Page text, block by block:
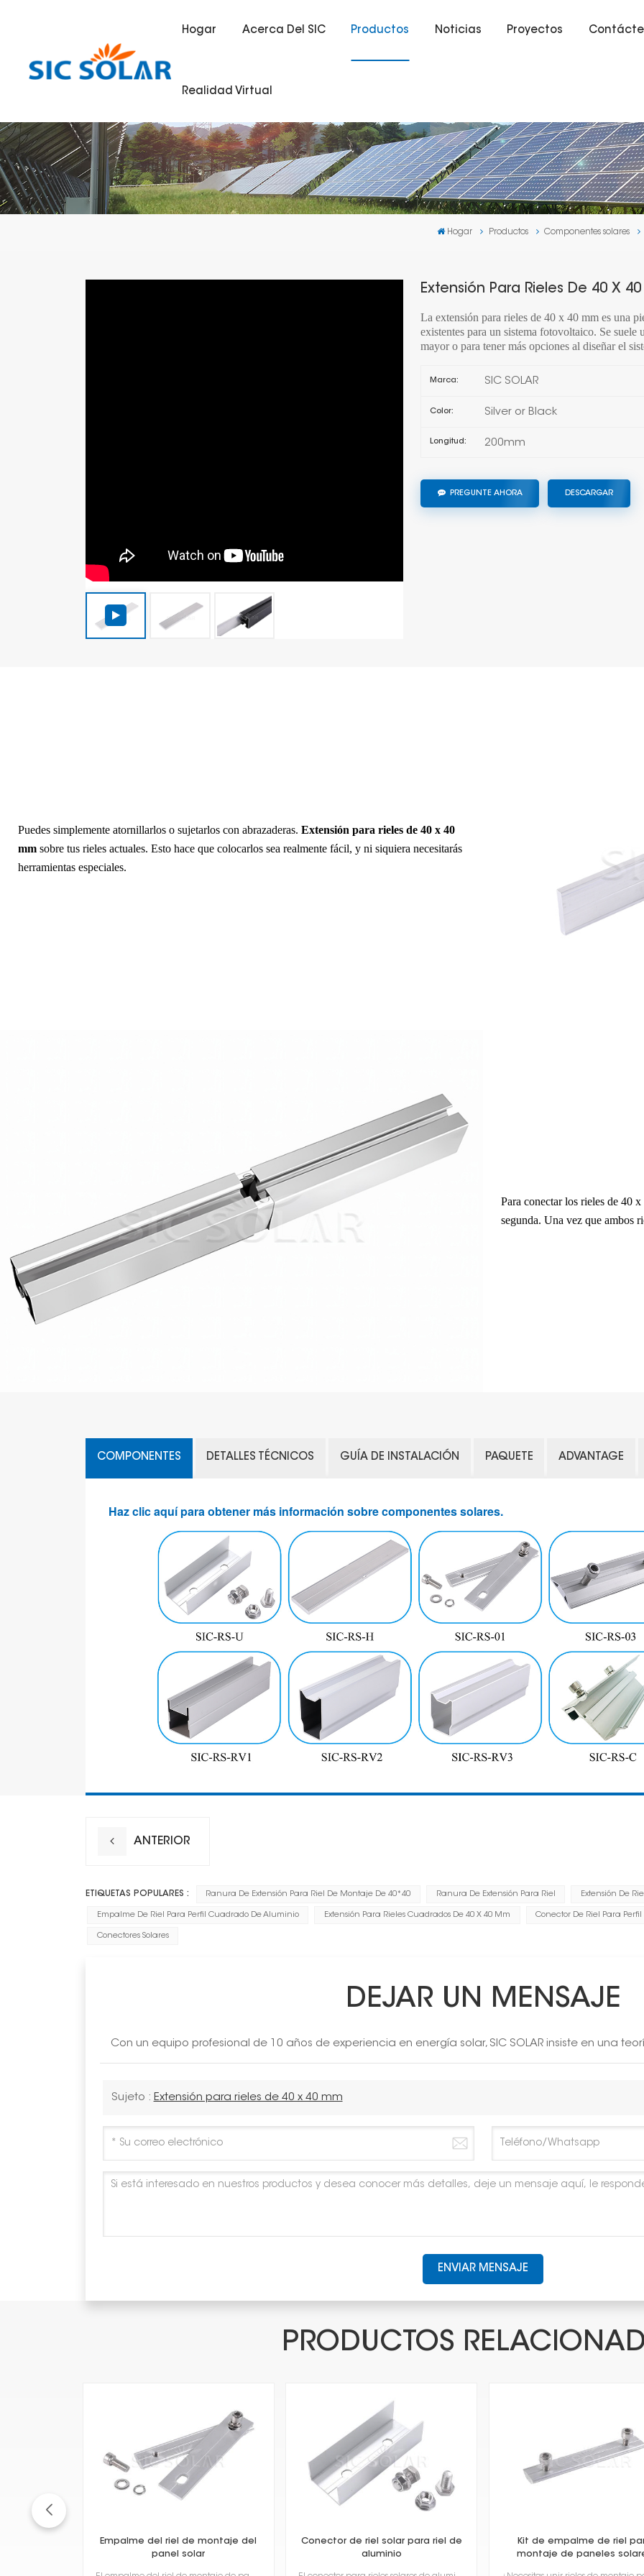
Hogar Acerca Del SIC Productos Noticias Proyectos
Realidad Virtual
Hogar Productos Componentes solares
Extensión Para Rieles De 40 X
La extensión para rieles de 40 x 40 mm es una
existentes para un sistema fotovoltaico. Se
mayor o para tener más opciones al diseñar el
Marca: SIC SOLAR
Color: Silver or Black
Longitud: 200mm
PREGUNTE AHORA DESCARGAR
Puedes simplemente atornillarlos o sujetarlos con abrazaderas. Extensión para rieles de 40 x 40
mm sobre tus rieles actuales. Esto hace que colocarlos sea realmente fácil, y ni siquiera necesitarás
herramientas especiales.
Para conectar los rieles de 40
segunda. Una vez que ambos
COMPONENTES DETALLES TÉCNICOS GUÍA DE INSTALACIÓN PAQUETE ADVANTAGE
Haz clic aquí para obtener más información sobre componentes solares.
ANTERIOR
ETIQUETAS POPULARES : Ranura De Extensión Para Riel De Montaje De 40*40 Ranura De Extensión Para Riel Extensión De
Empalme De Riel Para Perfil Cuadrado De Aluminio Extensión Para Rieles Cuadrados De 40 X 40 Mm Conector De Riel Para Perfil
Conectores Solares
DEJAR UN MENSAJE
Con un equipo profesional de 10 años de experiencia en energía solar, SIC SOLAR insiste en una
Sujeto : Extensión para rieles de 40 x 40 mm
ENVIAR MENSAJE
PRODUCTOS
Empalme del riel de montaje del
panel solar
Conector de riel solar para riel de
aluminio
Kit de empalme de riel
montaje de paneles